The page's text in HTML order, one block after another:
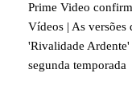
Prime Video
Vídeos | As versões
'Rivalidade
segunda temporada